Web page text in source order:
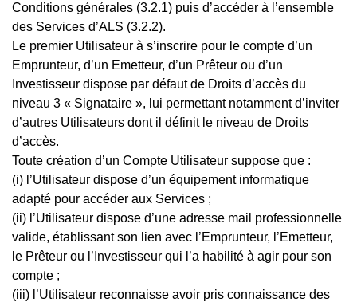
Conditions générales (3.2.1) puis d’accéder à l’ensemble
des Services d’ALS (3.2.2).
Le premier Utilisateur à s’inscrire pour le compte d’un
Emprunteur, d’un Emetteur, d’un Prêteur ou d’un
Investisseur dispose par défaut de Droits d’accès du
niveau 3 « Signataire », lui permettant notamment d’inviter
d’autres Utilisateurs dont il définit le niveau de Droits
d’accès.
Toute création d’un Compte Utilisateur suppose que :
(i) l’Utilisateur dispose d’un équipement informatique
adapté pour accéder aux Services ;
(ii) l’Utilisateur dispose d’une adresse mail professionnelle
valide, établissant son lien avec l’Emprunteur, l’Emetteur,
le Prêteur ou l’Investisseur qui l’a habilité à agir pour son
compte ;
(iii) l’Utilisateur reconnaisse avoir pris connaissance des